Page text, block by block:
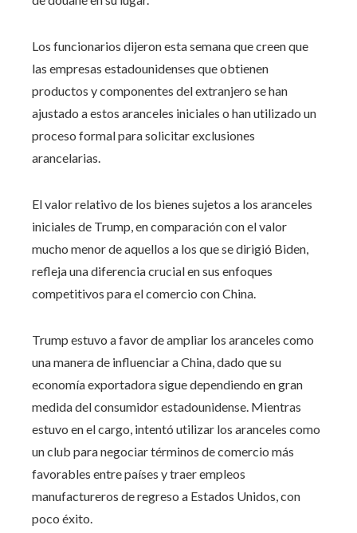
Los funcionarios dijeron esta semana que creen que
las empresas estadounidenses que obtienen
productos y componentes del extranjero se han
ajustado a estos aranceles iniciales o han utilizado un
proceso formal para solicitar exclusiones
arancelarias.
El valor relativo de los bienes sujetos a los aranceles
iniciales de Trump, en comparación con el valor
mucho menor de aquellos a los que se dirigió Biden,
refleja una diferencia crucial en sus enfoques
competitivos para el comercio con China.
Trump estuvo a favor de ampliar los aranceles como
una manera de influenciar a China, dado que su
economía exportadora sigue dependiendo en gran
medida del consumidor estadounidense. Mientras
estuvo en el cargo, intentó utilizar los aranceles como
un club para negociar términos de comercio más
favorables entre países y traer empleos
manufactureros de regreso a Estados Unidos, con
poco éxito.